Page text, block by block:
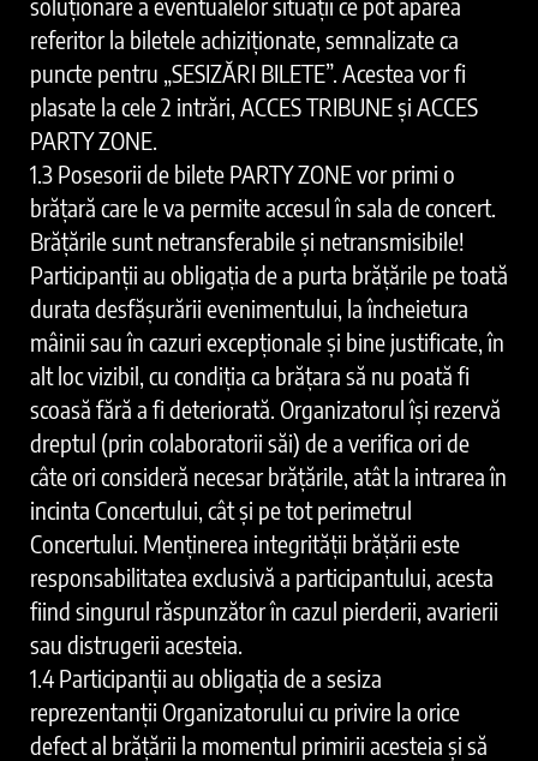
referitor la biletele achiziționate, semnalizate ca
puncte pentru „SESIZĂRI BILETE”. Acestea vor fi
plasate la cele 2 intrări, ACCES TRIBUNE și ACCES
PARTY ZONE.
1.3 Posesorii de bilete PARTY ZONE vor primi o
brățară care le va permite accesul în sala de concert.
Brățările sunt netransferabile și netransmisibile!
Participanții au obligația de a purta brățările pe toată
durata desfășurării evenimentului, la încheietura
mâinii sau în cazuri excepționale și bine justificate, în
alt loc vizibil, cu condiția ca brățara să nu poată fi
scoasă fără a fi deteriorată. Organizatorul își rezervă
dreptul (prin colaboratorii săi) de a verifica ori de
câte ori consideră necesar brățările, atât la intrarea în
incinta Concertului, cât şi pe tot perimetrul
Concertului. Menținerea integrității brățării este
responsabilitatea exclusivă a participantului, acesta
fiind singurul răspunzător în cazul pierderii, avarierii
sau distrugerii acesteia.
1.4 Participanții au obligația de a sesiza
reprezentanții Organizatorului cu privire la orice
defect al brățării la momentul primirii acesteia și să